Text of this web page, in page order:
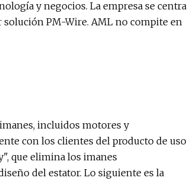
y negocios. La empresa se centra
PM-Wire. AML no compite en
incluidos motores y
con los clientes del producto de uso
que elimina los imanes
del estator. Lo siguiente es la